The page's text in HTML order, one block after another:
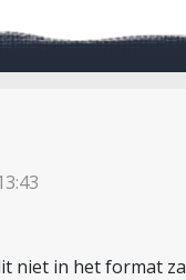
niet in het format